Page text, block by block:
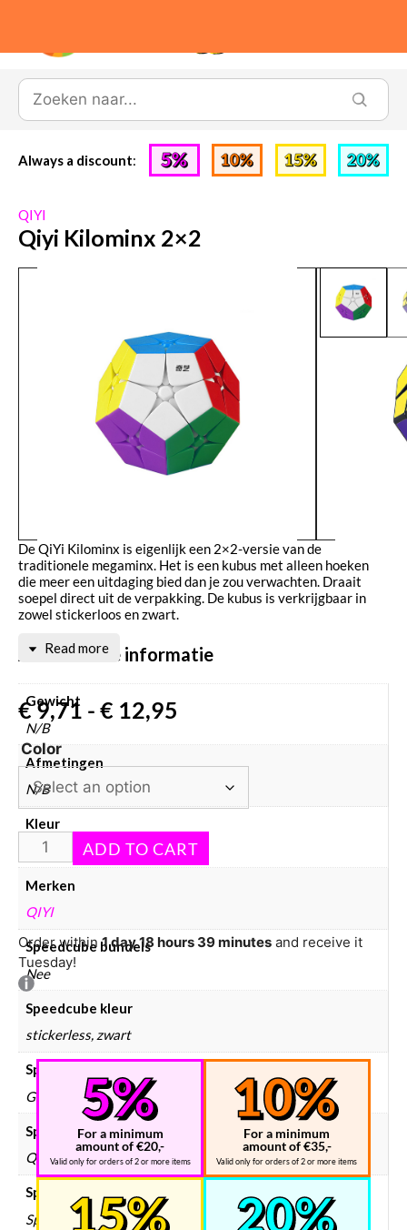
Always a discount:
De QiYi Kilominx is eigenlijk een 2×2-versie van de
traditionele megaminx. Het is een kubus met alleen hoeken
die meer een uitdaging bied dan je zou verwachten. Draait
soepel direct uit de verpakking. De kubus is verkrijgbaar in
zowel stickerloos en zwart.
Aanvullende informatie
Gewicht
N/B
Afmetingen
N/B
Kleur
stickerless, zwart
Merken
QIYI
Speedcube bundels
Nee
Speedcube kleur
stickerless, zwart
Speedcube magneten
Geen
Speedcube merken
QiYi
Speedcube prijsklasse
Speedcube € 10 – € 25
Read more
€9,71 - € 12,95
Color
Order within1 day 18 hours 39 minutes and receive it
Tuesday!
QIYI
Qiyi Kilominx 2×2
For a minimum
amount of €20,-
Valid only for orders of 2 or more items
For a minimum
amount of €35,-
Valid only for orders of 2 or more items